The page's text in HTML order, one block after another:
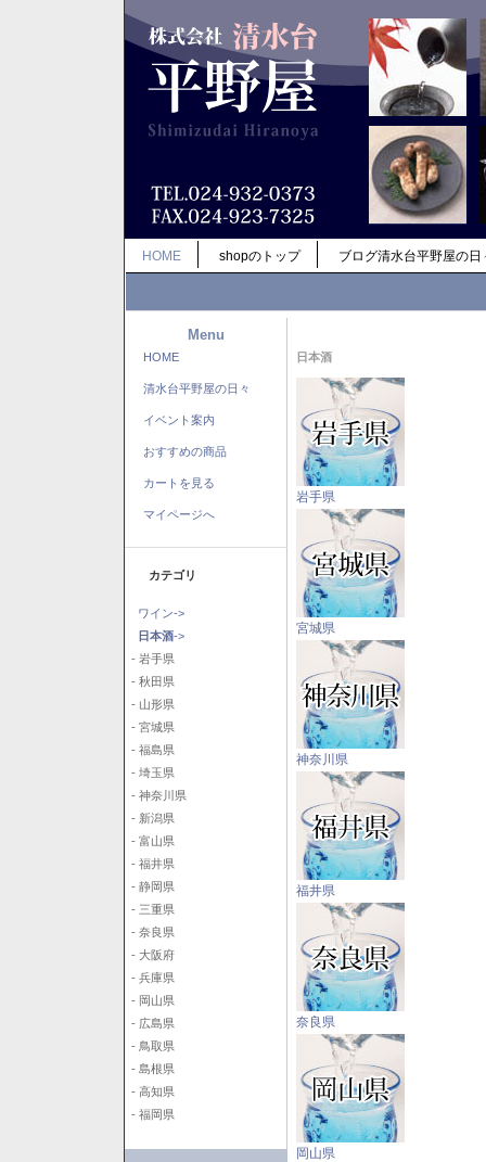
HOME shopのトップ ブログ清水台平野屋の日
Menu
HOME
清水台平野屋の日々
イベント案内
おすすめの商品
カートを見る
マイページへ
カテゴリ
ワイン->
日本酒->
- 岩手県
- 秋田県
- 山形県
- 宮城県
- 福島県
- 埼玉県
- 神奈川県
- 新潟県
- 富山県
- 福井県
- 静岡県
- 三重県
- 奈良県
- 大阪府
- 兵庫県
- 岡山県
- 広島県
- 鳥取県
- 島根県
- 高知県
- 福岡県
日本酒
岩手県
宮城県
神奈川県
福井県
奈良県
岡山県